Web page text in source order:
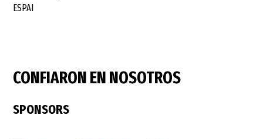
ESPAI
CONFIARON EN NOSOTROS
SPONSORS